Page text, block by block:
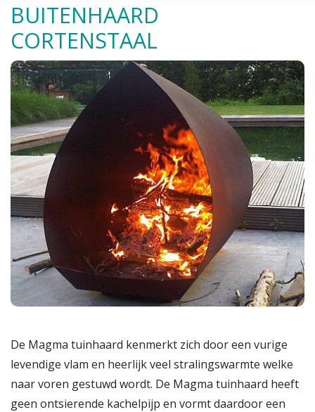
BUITENHAARD
CORTENSTAAL
De Magma tuinhaard kenmerkt zich door een vurige
levendige vlam en heerlijk veel stralingswarmte welke
naar voren gestuwd wordt. De Magma tuinhaard heeft
geen ontsierende kachelpijp en vormt daardoor een